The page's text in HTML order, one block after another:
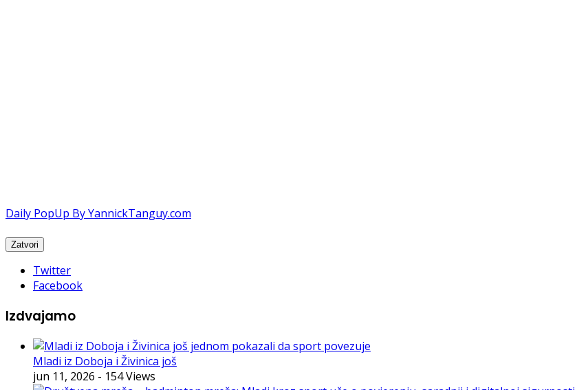
Daily PopUp By YannickTanguy.com
Twitter
Facebook
Izdvajamo
Mladi iz Doboja i Živinica još
jun 11, 2026 - 154 Views